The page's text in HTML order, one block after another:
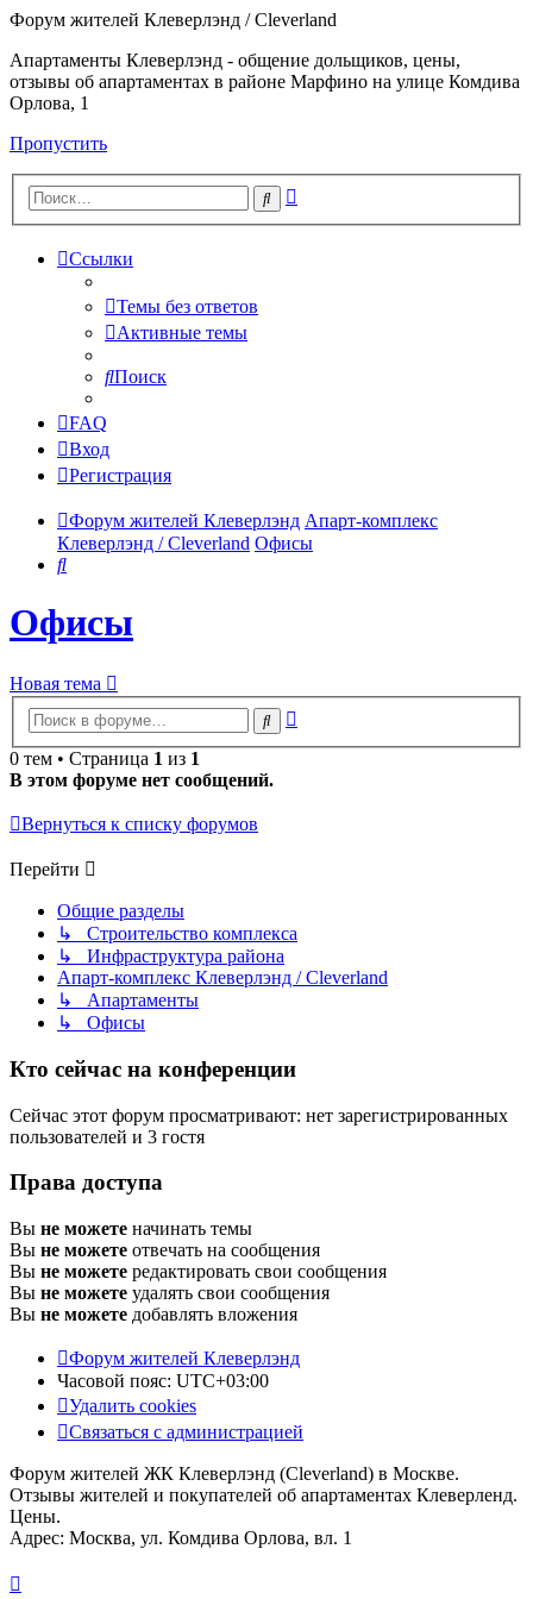
Форум жителей Клеверлэнд / Cleverland
Апартаменты Клеверлэнд - общение дольщиков, цены,
отзывы об апартаментах в районе Марфино на улице Комдива
Орлова, 1
Пропустить
Поиск
Ссылки
Темы без ответов
Активные темы
Поиск
FAQ
Вход
Регистрация
Форум жителей Клеверлэнд Апарт-комплекс
Клеверлэнд / Cleverland Офисы
Поиск
Офисы
Новая тема
Поиск
0 тем • Страница 1 из 1
В этом форуме нет сообщений.
Вернуться к списку форумов
Перейти
Общие разделы
↳ Строительство комплекса
↳ Инфраструктура района
Апарт-комплекс Клеверлэнд / Cleverland
↳ Апартаменты
↳ Офисы
Кто сейчас на конференции
Сейчас этот форум просматривают: нет зарегистрированных
пользователей и 3 гостя
Права доступа
Вы не можете начинать темы
Вы не можете отвечать на сообщения
Вы не можете редактировать свои сообщения
Вы не можете удалять свои сообщения
Вы не можете добавлять вложения
Форум жителей Клеверлэнд
Часовой пояс: UTC+03:00
Удалить cookies
Связаться с администрацией
Форум жителей ЖК Клеверлэнд (Cleverland) в Москве.
Отзывы жителей и покупателей об апартаментах Клеверленд.
Цены.
Адрес: Москва, ул. Комдива Орлова, вл. 1